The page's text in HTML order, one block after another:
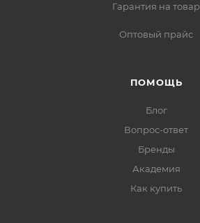
Гарантия на товар
Оптовый прайс
ПОМОЩЬ
Блог
Вопрос-ответ
Бренды
Академия
Как купить